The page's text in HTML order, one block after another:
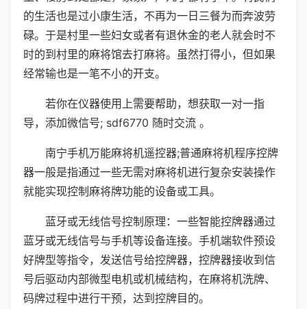
的生活也是过小康生活，不再为一日三餐为而奔波劳
碌。于是村里一些妇女或者有退休金的老人就会时不
时的到村里的麻将馆去打麻将。虽然打得小，但如果
经常输也是一笔不小的开支。
若你在仪器使用上需要帮助，想获取一对一指
导，添加微信号; sdf6770 随时交流 。
南宁手机万能麻将机遥控器;普通麻将机程序控牌
器一般是指通过一些无需对麻将机进行复杂安装操作
就能实现控制麻将牌功能的设备或工具。
蓝牙或无线信号控制原理：一些智能控牌器通过
蓝牙或无线信号与手机等设备连接。手机端软件预设
好牌型等指令，发送信号给控牌器，控牌器接收到信
号后驱动内部微型电机或机械结构，在麻将机洗牌、
码牌过程中进行干预，达到控牌目的。